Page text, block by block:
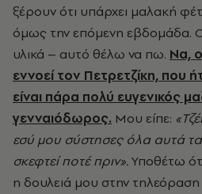
ξέρουν ότι υπάρχει μαλακή
όμως την επόμενη εβδομάδα.
υλικά – αυτό θέλω να πω. Να,
εννοεί τον Πετρετζίκη, που
είναι πάρα πολύ ευγενικός
γενναιόδωρος. Μου είπε:
εσύ μου σύστησες όλα αυτά τα
σκεφτεί ποτέ πριν».Υποθέτω
η δουλειά μου στην τηλεόραση